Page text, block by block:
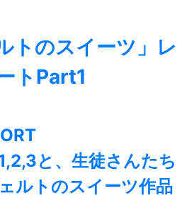
トのスイーツ」レ
トPart1
と、生徒さんたち
ルトのスイーツ作品